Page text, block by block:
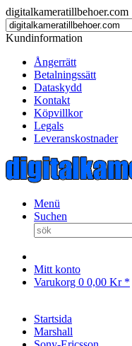
digitalkameratillbehoer.com
Kundinformation
Ångerrätt
Betalningssätt
Dataskydd
Kontakt
Köpvillkor
Legals
Leveranskostnader
Menü
Suchen
Mitt konto
Varukorg 0 0,00 Kr *
Startsida
Marshall